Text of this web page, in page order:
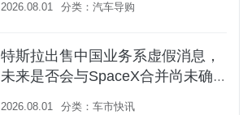
2026.08.01 分类：汽车导购
特斯拉出售中国业务系虚假消息，
未来是否会与SpaceX合并尚未确
2026.08.01 分类：车市快讯